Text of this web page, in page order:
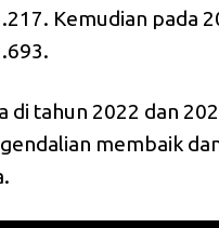
Kemudian pada
di tahun 2022 dan
membaik